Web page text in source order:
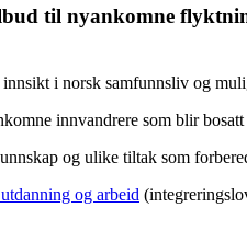
til nyankomne
i norsk samfunnsliv og
innvandrere som blir
og ulike tiltak som
og arbeid